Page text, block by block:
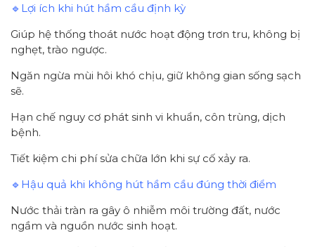
🔹Lợi ích khi hút hầm cầu định kỳ
Giúp hệ thống thoát nước hoạt động trơn tru, không bị
nghẹt, trào ngược.
Ngăn ngừa mùi hôi khó chịu, giữ không gian sống sạch
sẽ.
Hạn chế nguy cơ phát sinh vi khuẩn, côn trùng, dịch
bệnh.
Tiết kiệm chi phí sửa chữa lớn khi sự cố xảy ra.
🔹Hậu quả khi không hút hầm cầu đúng thời điểm
Nước thải tràn ra gây ô nhiễm môi trường đất, nước
ngầm và nguồn nước sinh hoạt.